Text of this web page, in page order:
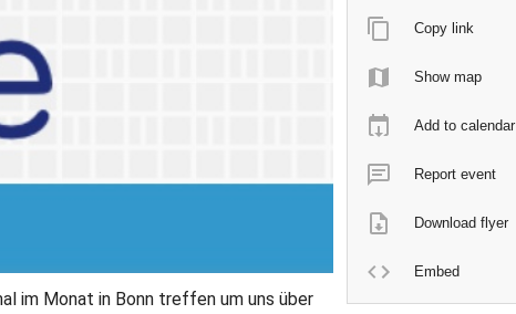
im Monat in Bonn treffen um uns über
Copy link
Show map
Add to calendar
Report event
Download flyer
Embed